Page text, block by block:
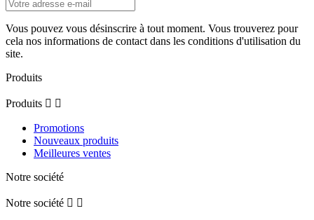
Vous pouvez vous désinscrire à tout moment. Vous trouverez pour
cela nos informations de contact dans les conditions d'utilisation du
site.
Produits
Produits  
Promotions
Nouveaux produits
Meilleures ventes
Notre société
Notre société  